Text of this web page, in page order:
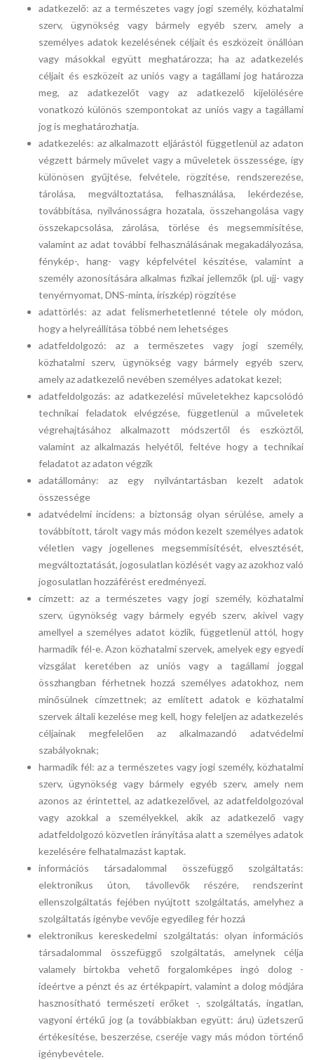
adatkezelő: az a természetes vagy jogi személy, közhatalmi
szerv, ügynökség vagy bármely egyéb szerv, amely a
személyes adatok kezelésének céljait és eszközeit önállóan
vagy másokkal együtt meghatározza; ha az adatkezelés
céljait és eszközeit az uniós vagy a tagállami jog határozza
meg, az adatkezelőt vagy az adatkezelő kijelölésére
vonatkozó különös szempontokat az uniós vagy a tagállami
jog is meghatározhatja.
adatkezelés: az alkalmazott eljárástól függetlenül az adaton
végzett bármely művelet vagy a műveletek összessége, így
különösen gyűjtése, felvétele, rögzítése, rendszerezése,
tárolása, megváltoztatása, felhasználása, lekérdezése,
továbbítása, nyilvánosságra hozatala, összehangolása vagy
összekapcsolása, zárolása, törlése és megsemmisítése,
valamint az adat további felhasználásának megakadályozása,
fénykép-, hang- vagy képfelvétel készítése, valamint a
személy azonosítására alkalmas fizikai jellemzők (pl. ujj- vagy
tenyérnyomat, DNS-minta, íriszkép) rögzítése
adattörlés: az adat felismerhetetlenné tétele oly módon,
hogy a helyreállítása többé nem lehetséges
adatfeldolgozó: az a természetes vagy jogi személy,
közhatalmi szerv, ügynökség vagy bármely egyéb szerv,
amely az adatkezelő nevében személyes adatokat kezel;
adatfeldolgozás: az adatkezelési műveletekhez kapcsolódó
technikai feladatok elvégzése, függetlenül a műveletek
végrehajtásához alkalmazott módszertől és eszköztől,
valamint az alkalmazás helyétől, feltéve hogy a technikai
feladatot az adaton végzik
adatállomány: az egy nyilvántartásban kezelt adatok
összessége
adatvédelmi incidens: a biztonság olyan sérülése, amely a
továbbított, tárolt vagy más módon kezelt személyes adatok
véletlen vagy jogellenes megsemmisítését, elvesztését,
megváltoztatását, jogosulatlan közlését vagy az azokhoz való
jogosulatlan hozzáférést eredményezi.
címzett: az a természetes vagy jogi személy, közhatalmi
szerv, ügynökség vagy bármely egyéb szerv, akivel vagy
amellyel a személyes adatot közlik, függetlenül attól, hogy
harmadik fél-e. Azon közhatalmi szervek, amelyek egy egyedi
vizsgálat keretében az uniós vagy a tagállami joggal
összhangban férhetnek hozzá személyes adatokhoz, nem
minősülnek címzettnek; az említett adatok e közhatalmi
szervek általi kezelése meg kell, hogy feleljen az adatkezelés
céljainak megfelelően az alkalmazandó adatvédelmi
szabályoknak;
harmadik fél: az a természetes vagy jogi személy, közhatalmi
szerv, ügynökség vagy bármely egyéb szerv, amely nem
azonos az érintettel, az adatkezelővel, az adatfeldolgozóval
vagy azokkal a személyekkel, akik az adatkezelő vagy
adatfeldolgozó közvetlen irányítása alatt a személyes adatok
kezelésére felhatalmazást kaptak.
információs társadalommal összefüggő szolgáltatás:
elektronikus úton, távollevők részére, rendszerint
ellenszolgáltatás fejében nyújtott szolgáltatás, amelyhez a
szolgáltatás igénybe vevője egyedileg fér hozzá
elektronikus kereskedelmi szolgáltatás: olyan információs
társadalommal összefüggő szolgáltatás, amelynek célja
valamely birtokba vehető forgalomképes ingó dolog -
ideértve a pénzt és az értékpapírt, valamint a dolog módjára
hasznosítható természeti erőket -, szolgáltatás, ingatlan,
vagyoni értékű jog (a továbbiakban együtt: áru) üzletszerű
értékesítése, beszerzése, cseréje vagy más módon történő
igénybevétele.